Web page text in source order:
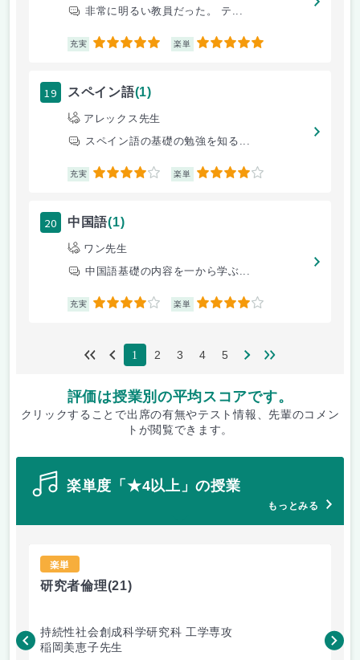
非常に明るい教員だった。 テ...
充実 5 楽単 5
19 スペイン語(1)
アレックス先生
スペイン語の基礎の勉強を知る...
充実 4 楽単 4
20 中国語(1)
ワン先生
中国語基礎の内容を一から学ぶ...
充実 4 楽単 4
1 2 3 4 5
評価は授業別の平均スコアです。
クリックすることで出席の有無やテスト情報、先輩のコメン
トが閲覧できます。
楽単度「★4以上」の授業
もっとみる
楽単
研究者倫理(21)
持続性社会創成科学研究科 工学専攻
稲岡美恵子先生
小